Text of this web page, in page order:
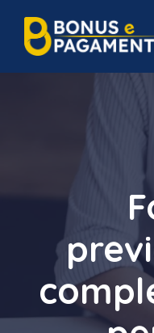
contenuto